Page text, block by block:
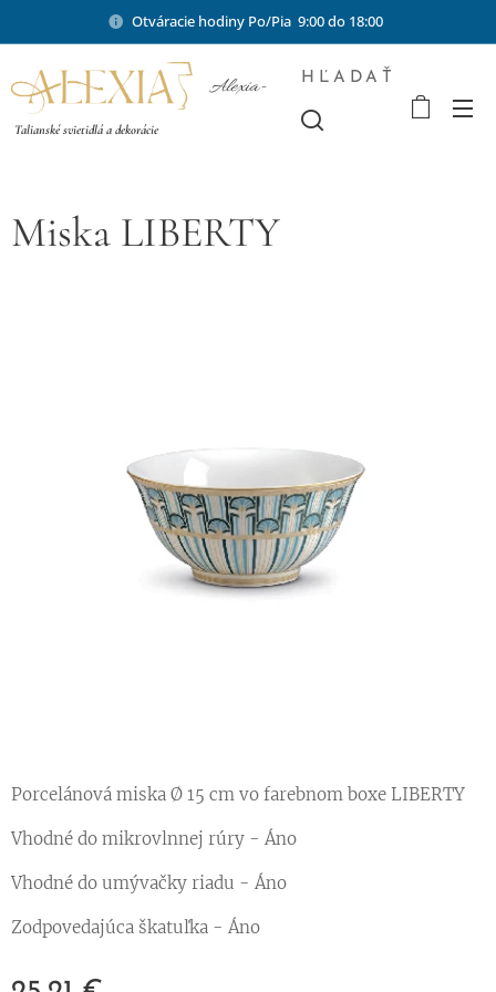
Otváracie hodiny Po/Pia 9:00 do 18:00
Alexia-
Talianské svietidlá a dekorácie
HĽADAŤ
Miska LIBERTY
Porcelánová miska Ø 15 cm vo farebnom boxe LIBERTY
Vhodné do mikrovlnnej rúry - Áno
Vhodné do umývačky riadu - Áno
Zodpovedajúca škatuľka - Áno